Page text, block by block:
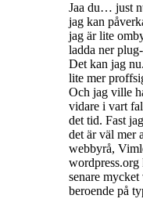
Jaa du… just
jag kan
jag är lite
ladda ner
Det kan jag
lite mer
Och jag ville
vidare i vart
det tid. Fast
det är väl mer
webbyrå,
wordpress.org
senare mycket
beroende på